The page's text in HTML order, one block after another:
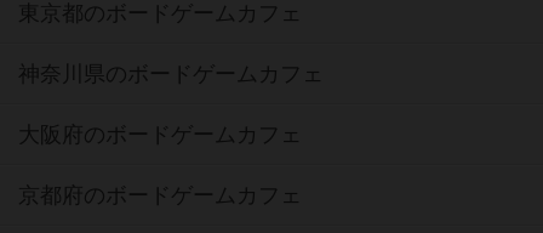
東京都のボードゲームカフェ
神奈川県のボードゲームカフェ
大阪府のボードゲームカフェ
京都府のボードゲームカフェ